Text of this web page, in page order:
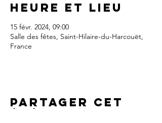
Heure et lieu
15 févr. 2024, 09:00
Salle des fêtes, Saint-Hilaire-du-Harcouët,
France
Partager cet